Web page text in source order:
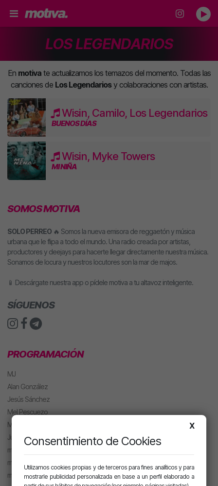
LOS LEGENDARIOS
En motivate actualizamos los temazos del momento. Todas las
canciones de Los Legendariosy colaboraciones con artistas.
Wisin, Camilo, Los Legendarios
BUENOS DÍAS
Wisin, Myke Towers
MI NIÑA
SOMOS MOTIVA
SOLO PERREO 🔥 Somos la nueva emisora de reggaetón y música
urbana que le flipa a todo el mundo. Una radio creada por artistas,
productores y deejays para hacerte llegar directamente nuestra música.
Sonamos de locura y nuestros locutores son la mar de majos.
📱 Descárgate nuestra app o pídele motiva a tu altavoz inteligente.
SÍGUENOS
PROGRAMACIÓN
MJ
Alan González
Jesús Sánchez
Mel Pescuezo
Manu Rubio
Juanma Arriaza
motiva HOT
motiva PARTY con Alan
m. PARTY Extended
X
Consentimiento de Cookies
Utilizamos cookies propias y de terceros para fines analíticos y para
mostrarle publicidad personalizada en base a un perfil elaborado a